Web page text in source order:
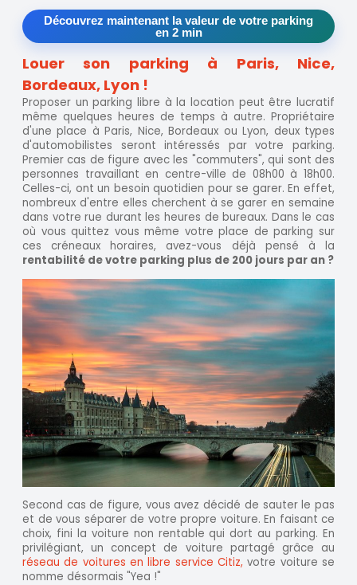
Découvrez maintenant la valeur de votre parking
en 2 min
Louer son parking à Paris, Nice,
Bordeaux, Lyon !
Proposer un parking libre à la location peut être lucratif
même quelques heures de temps à autre. Propriétaire
d'une place à Paris, Nice, Bordeaux ou Lyon, deux types
d'automobilistes seront intéressés par votre parking.
Premier cas de figure avec les "commuters", qui sont des
personnes travaillant en centre-ville de 08h00 à 18h00.
Celles-ci, ont un besoin quotidien pour se garer. En effet,
nombreux d'entre elles cherchent à se garer en semaine
dans votre rue durant les heures de bureaux. Dans le cas
où vous quittez vous même votre place de parking sur
ces créneaux horaires, avez-vous déjà pensé à la
rentabilité de votre parking plus de 200 jours par an ?
Second cas de figure, vous avez décidé de sauter le pas
et de vous séparer de votre propre voiture. En faisant ce
choix, fini la voiture non rentable qui dort au parking. En
privilégiant, un concept de voiture partagé grâce au
réseau de voitures en libre service Citiz,votre voiture se
nomme désormais "Yea !"